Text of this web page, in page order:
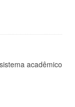
acadêmico